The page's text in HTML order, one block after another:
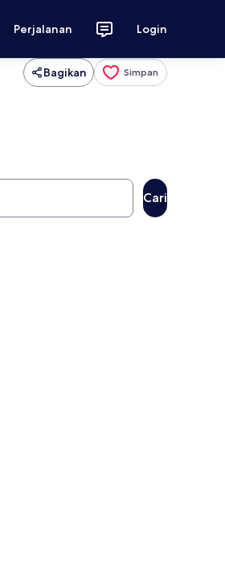
Perjalanan Login
Bagikan Simpan
Cari